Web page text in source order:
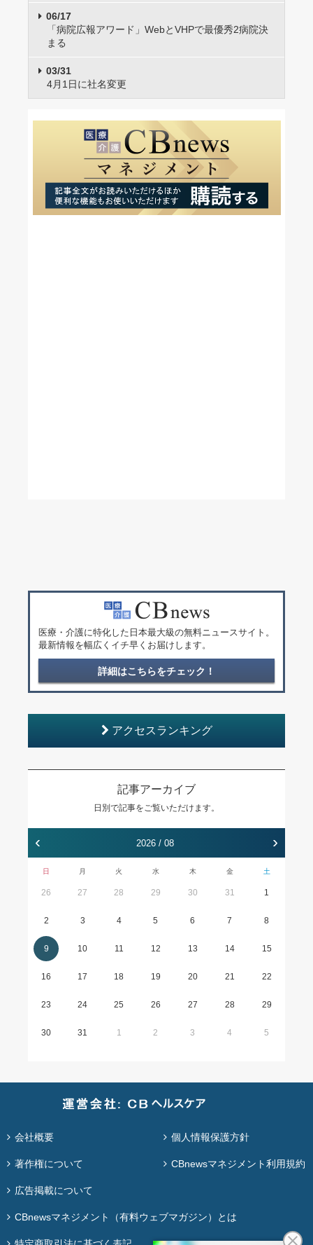
06/17
「病院広報アワード」WebとVHPで最優秀2病院決
まる
03/31
4月1日に社名変更
医療・介護に特化した日本最大級の無料ニュースサイト。
最新情報を幅広くイチ早くお届けします。
詳細はこちらをチェック！
アクセスランキング
記事アーカイブ
日別で記事をご覧いただけます。
‹ 2026 / 08 ›
日 月 火 水 木 金 土
26 27 28 29 30 31 1
2 3 4 5 6 7 8
9 10 11 12 13 14 15
16 17 18 19 20 21 22
23 24 25 26 27 28 29
30 31 1 2 3 4 5
会社概要 個人情報保護方針
著作権について CBnewsマネジメント利用規約
広告掲載について
CBnewsマネジメント（有料ウェブマガジン）とは